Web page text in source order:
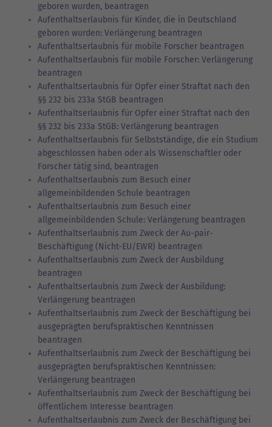
geboren wurden, beantragen
Aufenthaltserlaubnis für Kinder, die in Deutschland
geboren wurden: Verlängerung beantragen
Aufenthaltserlaubnis für mobile Forscher beantragen
Aufenthaltserlaubnis für mobile Forscher: Verlängerung
beantragen
Aufenthaltserlaubnis für Opfer einer Straftat nach den
§§ 232 bis 233a StGB beantragen
Aufenthaltserlaubnis für Opfer einer Straftat nach den
§§ 232 bis 233a StGB: Verlängerung beantragen
Aufenthaltserlaubnis für Selbstständige, die ein Studium
abgeschlossen haben oder als Wissenschaftler oder
Forscher tätig sind, beantragen
Aufenthaltserlaubnis zum Besuch einer
allgemeinbildenden Schule beantragen
Aufenthaltserlaubnis zum Besuch einer
allgemeinbildenden Schule: Verlängerung beantragen
Aufenthaltserlaubnis zum Zweck der Au-pair-
Beschäftigung (Nicht-EU/EWR) beantragen
Aufenthaltserlaubnis zum Zweck der Ausbildung
beantragen
Aufenthaltserlaubnis zum Zweck der Ausbildung:
Verlängerung beantragen
Aufenthaltserlaubnis zum Zweck der Beschäftigung bei
ausgeprägten berufspraktischen Kenntnissen
beantragen
Aufenthaltserlaubnis zum Zweck der Beschäftigung bei
ausgeprägten berufspraktischen Kenntnissen:
Verlängerung beantragen
Aufenthaltserlaubnis zum Zweck der Beschäftigung bei
öffentlichem Interesse beantragen
Aufenthaltserlaubnis zum Zweck der Beschäftigung bei